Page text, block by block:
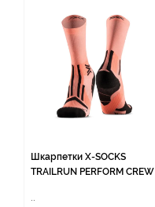
Шкарпетки X-SOCKS
TRAILRUN PERFORM CREW